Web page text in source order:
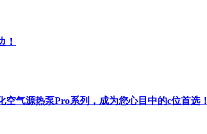
！
气源热泵Pro系列，成为您心目中的c位首选！